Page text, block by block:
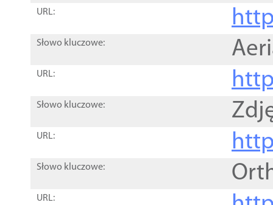
URL:
Słowo kluczowe:
URL:
Słowo kluczowe:
URL:
Słowo kluczowe:
URL: